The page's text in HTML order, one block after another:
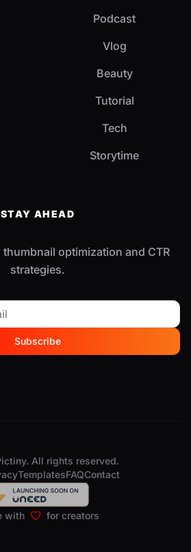
Podcast
Vlog
Beauty
Tutorial
Tech
Storytime
STAY AHEAD
optimization and CTR
strategies.
Subscribe
All rights reserved.
TemplatesFAQContact
with for creators